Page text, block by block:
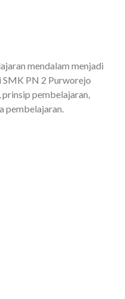
mendalam menjadi
SMK PN 2 Purworejo
pembelajaran,
pembelajaran.